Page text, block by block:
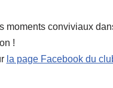
moments conviviaux
!
la page Facebook du